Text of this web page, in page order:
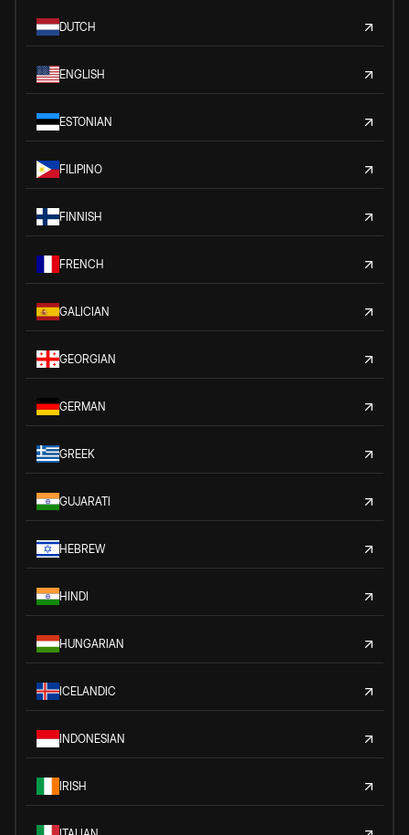
DUTCH
ENGLISH
ESTONIAN
FILIPINO
FINNISH
FRENCH
GALICIAN
GEORGIAN
GERMAN
GREEK
GUJARATI
HEBREW
HINDI
HUNGARIAN
ICELANDIC
INDONESIAN
IRISH